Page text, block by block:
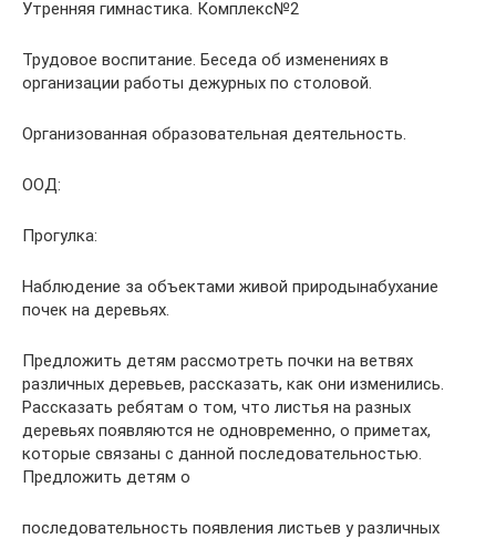
Утренняя гимнастика. Комплекс№2
Трудовое воспитание. Беседа об изменениях в
организации работы дежурных по столовой.
Организованная образовательная деятельность.
ООД:
Прогулка:
Наблюдение за объектами живой природынабухание
почек на деревьях.
Предложить детям рассмотреть почки на ветвях
различных деревьев, рассказать, как они изменились.
Рассказать ребятам о том, что листья на разных
деревьях появляются не одновременно, о приметах,
которые связаны с данной последовательностью.
Предложить детям о
последовательность появления листьев у различных